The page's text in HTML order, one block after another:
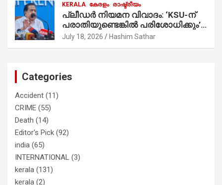
മാത്രമാണ് ഉണ്ടായിരുന്നത്;
സാബുവിന്റേത് വ്യക്തിപരമായ
നേട്ടത്തിനുള്ള പാര്‍ട്ടി; ഇപ്പോള്‍
ഫോണ്‍ വിളിച്ചാല്‍ എടുക്കില്ല;
തിരഞ്ഞെടുപ്പിലെ ദുരനുഭവങ്ങള്‍
KERALA കേരളം രാഷ്ട്രീയം
പ്ലീഡർ നിയമന വിവാദം: ‘KSU-ന്
പരാതിയുണ്ടെങ്കിൽ പരിശോധിക്കും’;
രമേശ് ചെന്നിത്തല
July 18, 2026 Hashim Sathar
Categories
Accident (11)
CRIME (55)
Death (14)
Editor's Pick (92)
india (65)
INTERNATIONAL (3)
kerala (131)
kerala (2)